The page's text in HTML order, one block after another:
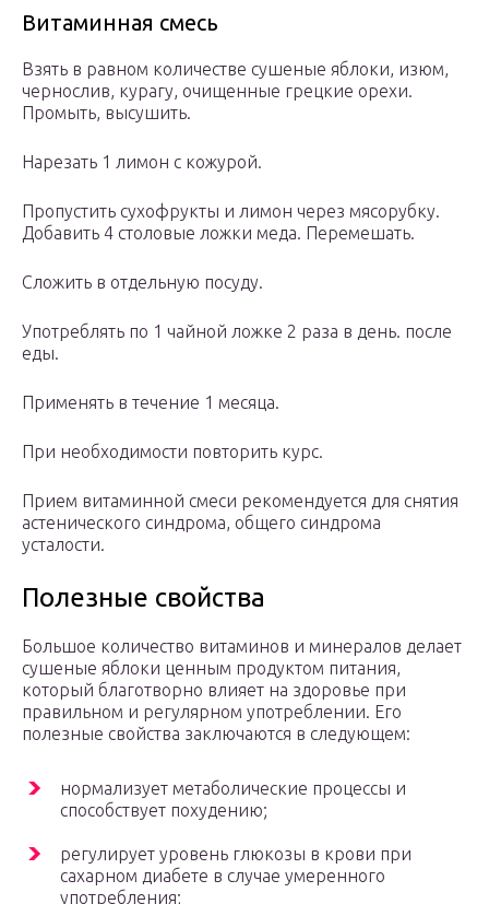
Витаминная смесь
Взять в равном количестве сушеные яблоки, изюм,
чернослив, курагу, очищенные грецкие орехи.
Промыть, высушить.
Нарезать 1 лимон с кожурой.
Пропустить сухофрукты и лимон через мясорубку.
Добавить 4 столовые ложки меда. Перемешать.
Сложить в отдельную посуду.
Употреблять по 1 чайной ложке 2 раза в день. после
еды.
Применять в течение 1 месяца.
При необходимости повторить курс.
Прием витаминной смеси рекомендуется для снятия
астенического синдрома, общего синдрома
усталости.
Полезные свойства
Большое количество витаминов и минералов делает
сушеные яблоки ценным продуктом питания,
который благотворно влияет на здоровье при
правильном и регулярном употреблении. Его
полезные свойства заключаются в следующем:
нормализует метаболические процессы и
способствует похудению;
регулирует уровень глюкозы в крови при
сахарном диабете в случае умеренного
употребления;